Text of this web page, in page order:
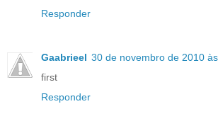
Responder
Gaabrieel 30 de novembro de 2010
first
Responder